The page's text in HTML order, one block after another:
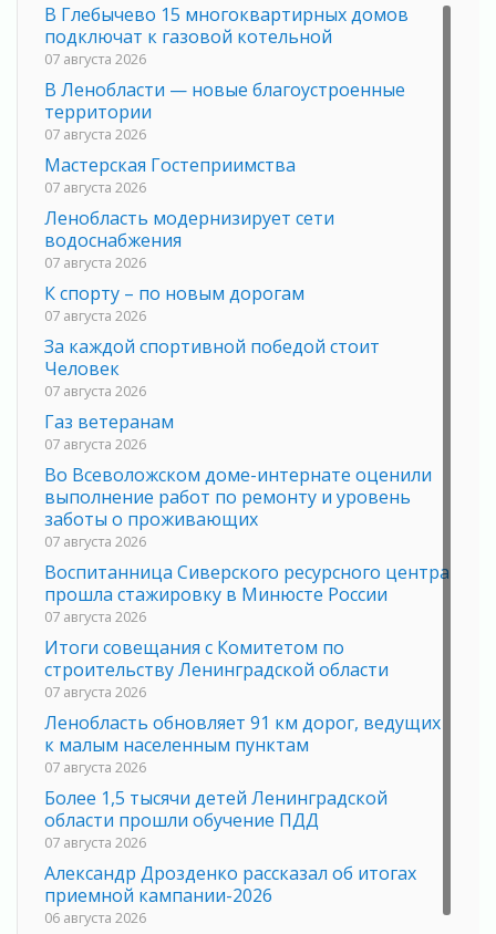
В Глебычево 15 многоквартирных домов
подключат к газовой котельной
07 августа 2026
В Ленобласти — новые благоустроенные
территории
07 августа 2026
Мастерская Гостеприимства
07 августа 2026
Ленобласть модернизирует сети
водоснабжения
07 августа 2026
К спорту – по новым дорогам
07 августа 2026
За каждой спортивной победой стоит
Человек
07 августа 2026
Газ ветеранам
07 августа 2026
Во Всеволожском доме-интернате оценили
выполнение работ по ремонту и уровень
заботы о проживающих
07 августа 2026
Воспитанница Сиверского ресурсного центра
прошла стажировку в Минюсте России
07 августа 2026
Итоги совещания с Комитетом по
строительству Ленинградской области
07 августа 2026
Ленобласть обновляет 91 км дорог, ведущих
к малым населенным пунктам
07 августа 2026
Более 1,5 тысячи детей Ленинградской
области прошли обучение ПДД
07 августа 2026
Александр Дрозденко рассказал об итогах
приемной кампании-2026
06 августа 2026